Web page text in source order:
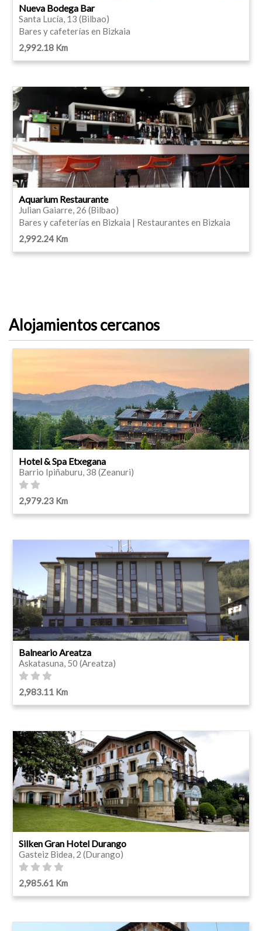
Nueva Bodega Bar
Santa Lucía, 13 (Bilbao)
Bares y cafeterías en Bizkaia
2,992.18 Km
Aquarium Restaurante
Julian Gaiarre, 26 (Bilbao)
Bares y cafeterías en Bizkaia | Restaurantes en Bizkaia
2,992.24 Km
Alojamientos cercanos
Hotel & Spa Etxegana
Barrio Ipiñaburu, 38 (Zeanuri)
2,979.23 Km
Balneario Areatza
Askatasuna, 50 (Areatza)
2,983.11 Km
Silken Gran Hotel Durango
Gasteiz Bidea, 2 (Durango)
2,985.61 Km